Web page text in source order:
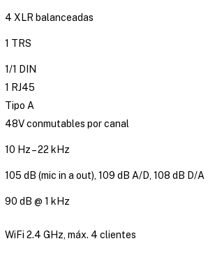
4 XLR balanceadas
1 TRS
1/1 DIN
1 RJ45
Tipo A
48V conmutables por canal
10 Hz – 22 kHz
105 dB (mic in a out), 109 dB A/D, 108 dB D/A
90 dB @ 1 kHz
WiFi 2.4 GHz, máx. 4 clientes